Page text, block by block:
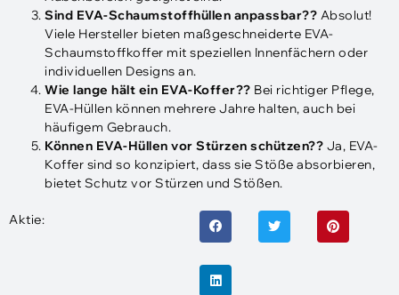
Sind EVA-Schaumstoffhüllen anpassbar?? Absolut!
Viele Hersteller bieten maßgeschneiderte EVA-
Schaumstoffkoffer mit speziellen Innenfächern oder
individuellen Designs an.
Wie lange hält ein EVA-Koffer?? Bei richtiger Pflege,
EVA-Hüllen können mehrere Jahre halten, auch bei
häufigem Gebrauch.
Können EVA-Hüllen vor Stürzen schützen?? Ja, EVA-
Koffer sind so konzipiert, dass sie Stöße absorbieren,
bietet Schutz vor Stürzen und Stößen.
Aktie: